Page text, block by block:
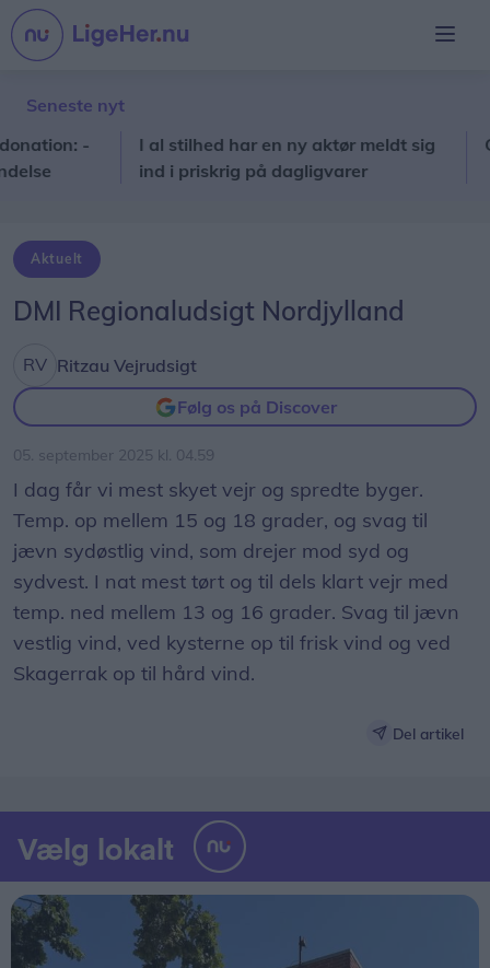
Seneste nyt
-
I al stilhed har en ny aktør meldt sig
ind i priskrig på dagligvarer
Aktuelt
DMI Regionaludsigt Nordjylland
Ritzau Vejrudsigt
Følg os på Discover
05. september 2025 kl. 04.59
I dag får vi mest skyet vejr og spredte byger.
Temp. op mellem 15 og 18 grader, og svag til
jævn sydøstlig vind, som drejer mod syd og
sydvest. I nat mest tørt og til dels klart vejr med
temp. ned mellem 13 og 16 grader. Svag til jævn
vestlig vind, ved kysterne op til frisk vind og ved
Skagerrak op til hård vind.
Del artikel